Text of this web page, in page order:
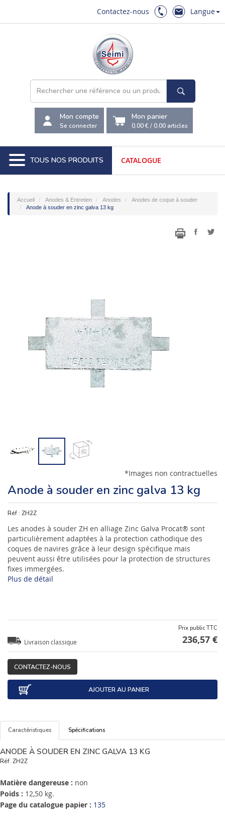
Contactez-nous Langue
Mon compte
Se connecter
Mon panier
0,00 €/0,00 articles
TOUS NOS PRODUITS CATALOGUE
Accueil Anodes & Entretien Anodes
Anodes de coque à souder
Anode à souder en zinc galva 13 kg
*Images non contractuelles
Anode à souder en zinc galva 13 kg
Réf : ZH2Z
Les anodes à souder ZH en alliage Zinc Galva Procat® sont
particulièrement adaptées à la protection cathodique des
coques de navires grâce à leur design spécifique mais
peuvent aussi être utilisées pour la protection de structures
fixes immergées.
Plus de détail
Livraison classique
Prix public TTC
236,57 €
CONTACTEZ-NOUS
AJOUTER AU PANIER
Caractéristiques Spécifications
ANODE À SOUDER EN ZINC GALVA 13 KG
Réf. ZH2Z
Matière dangereuse : non
Poids : 12,50 kg.
Page du catalogue papier : 135